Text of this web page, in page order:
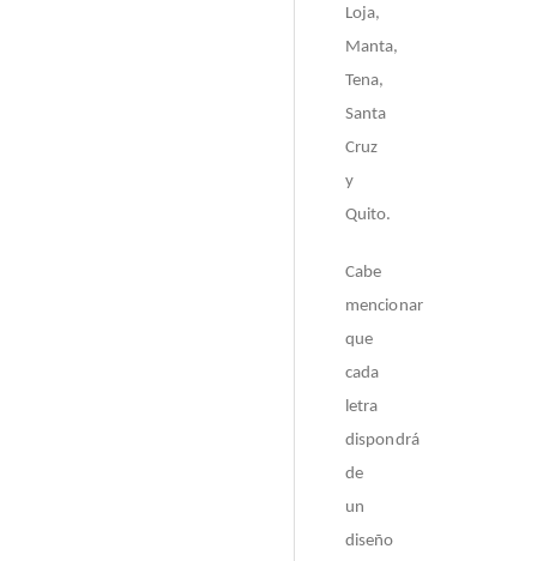
Loja,
Manta,
Tena,
Santa
Cruz
y
Quito.
Cabe
mencionar
que
cada
letra
dispondrá
de
un
diseño